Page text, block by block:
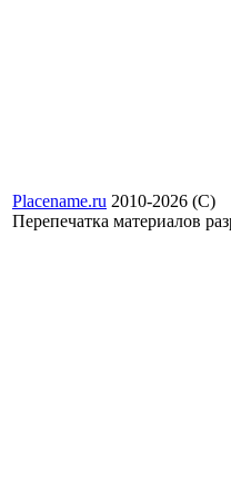
Placename.ru 2010-2026 (С)
Перепечатка материалов